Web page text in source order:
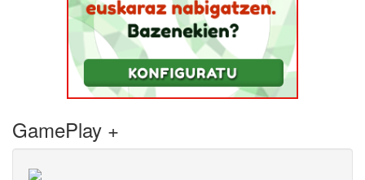
GamePlay +